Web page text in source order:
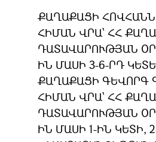
ՔԱՂԱՔԱՑԻ
ՀԻՄԱՆ ՎՐԱ՝ ՀՀ
ԴԱՏԱՎԱՐՈՒԹՅԱՆ
ԻՆ ՄԱՍԻ 3-6-ՐԴ
ՔԱՂԱՔԱՑԻ ԳԵՎՈՐԳ
ՀԻՄԱՆ ՎՐԱ՝ ՀՀ
ԴԱՏԱՎԱՐՈՒԹՅԱՆ
ԻՆ ՄԱՍԻ 1-ԻՆ ԿԵՏԻ,